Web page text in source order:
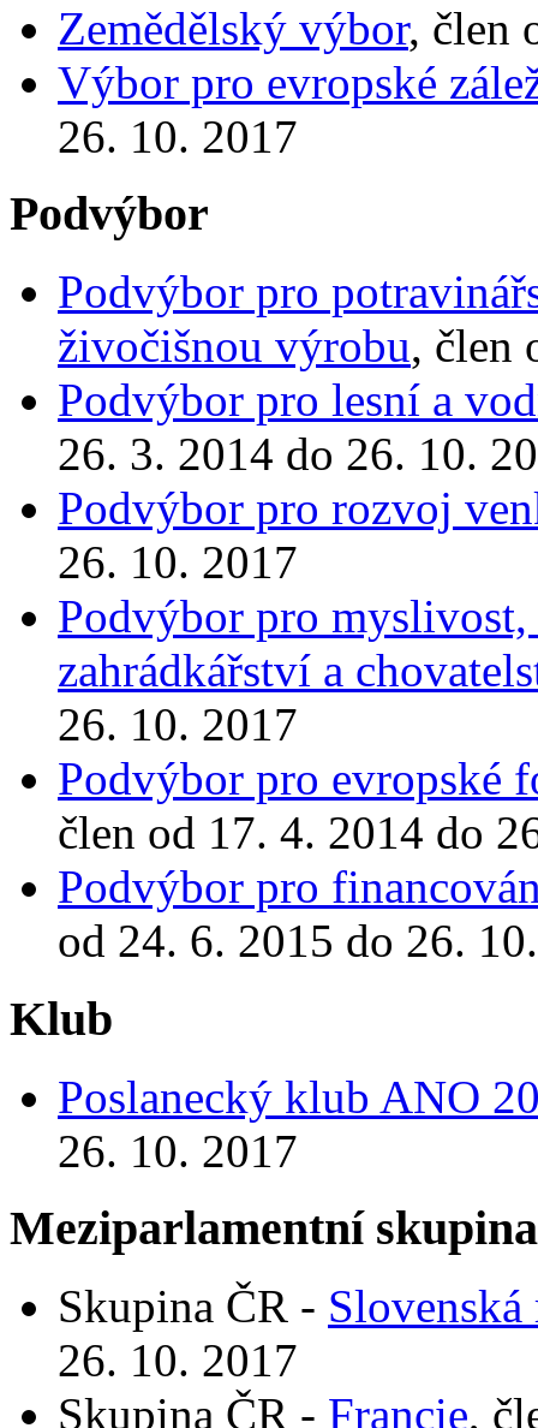
Zemědělský výbor, člen
Výbor pro evropské
26. 10. 2017
Podvýbor
Podvýbor pro
živočišnou výrobu, člen
Podvýbor pro lesní a
26. 3. 2014 do 26. 10.
Podvýbor pro rozvoj
26. 10. 2017
Podvýbor pro
zahrádkářství a
26. 10. 2017
Podvýbor pro evropské
člen od 17. 4. 2014 do
Podvýbor pro
od 24. 6. 2015 do 26.
Klub
Poslanecký klub ANO
26. 10. 2017
Meziparlamentní
Skupina ČR -
26. 10. 2017
Skupina ČR - Francie,